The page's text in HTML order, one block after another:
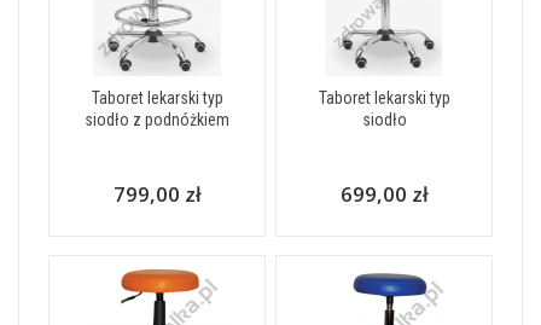
Taboret lekarski typ
siodło z podnóżkiem
799,00 zł
Taboret lekarski typ
siodło
699,00 zł